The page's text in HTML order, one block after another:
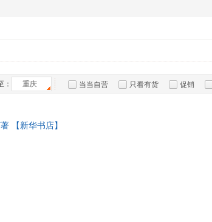
家具
： 重庆 当当自营 只看有货 促销
【新华书店】